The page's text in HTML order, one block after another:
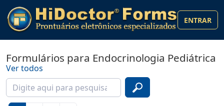
ENTRAR
Formulários para Endocrinologia Pediátrica
Ver todos